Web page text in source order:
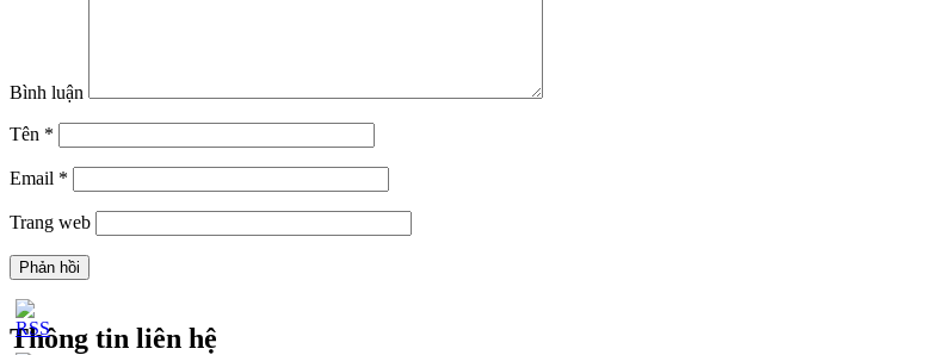
Bình luận
Tên *
Email *
Trang web
Thông tin liên hệ